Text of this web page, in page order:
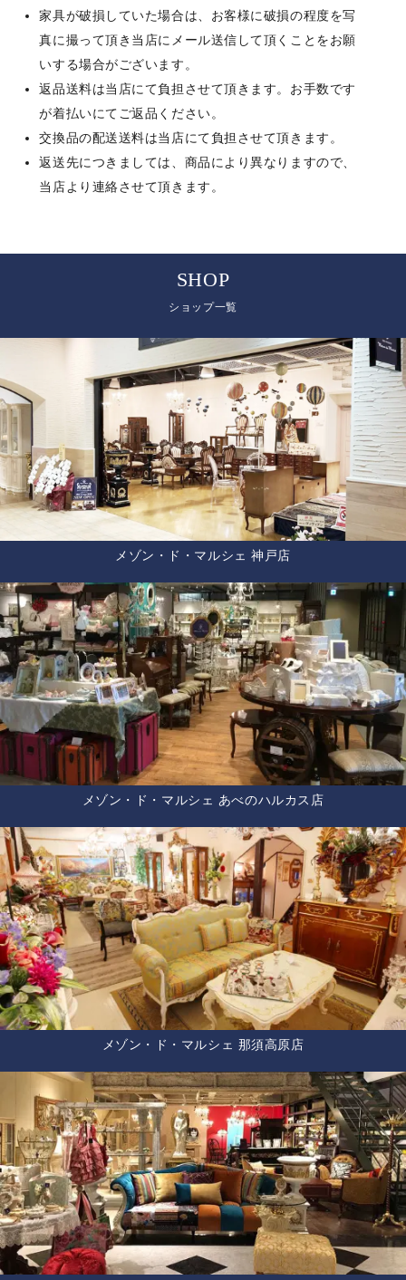
家具が破損していた場合は、お客様に破損の程度を写
真に撮って頂き当店にメール送信して頂くことをお願
いする場合がございます。
返品送料は当店にて負担させて頂きます。お手数です
が着払いにてご返品ください。
交換品の配送送料は当店にて負担させて頂きます。
返送先につきましては、商品により異なりますので、
当店より連絡させて頂きます。
SHOP
ショップ一覧
メゾン・ド・マルシェ 神戸店
メゾン・ド・マルシェ あべのハルカス店
メゾン・ド・マルシェ 那須高原店